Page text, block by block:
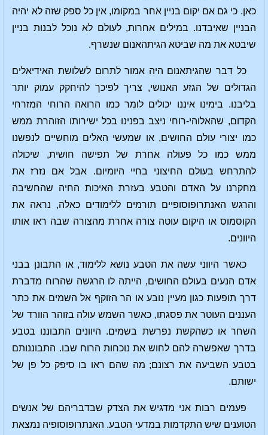
כאן. כי גם אם יקום בניין אחר במקומו, אין כל ספק שזה לא יהיה
הבניין שאיבדנו. במילים אחרות, לעולם לא נוכל לבנות בניין
שיבטא את מה שביטא הגיתהאנום שנשרף.
כל דבר שהגיתאנום היה אמור לתרום לשלושת האידיאלים
הגדולים של הגזע האנושי, צריך לפיכך להיחקק עמוק יותר
בליבנו. בימינו איננו יכולים לומר כמו הרואה הרוחי המזרחי
הקדום, שהאלוהי-רוחי ניצב בפנינו בכל ישירותו הזוהרת ממש
כמו יצורי עולם החושים, או שמעשי האלים מוחשיים לנפשנו
ממש כמו כל פעולה אחרת של תפישה חושית, שיכולה
להתרחש בעולם החיצוני בחיי היומיום. אבל אם נזרז את
מחקרנו על האדם והטבע בעזרת האיכות החיה שהחשיבה
והרגש האנתרופוסופיים תורמים ללימודים כאלה, נראה את
הקוסמוס או היקום עוטה צורה אחרת מהצורה שבה ראו אותו
היוונים.
כאשר היווני עשה את הטבע נושא ללימוד, או התבונן בבני
אדם הנעים בעולם החושים, הייתה לו הרגשה שהרוח מדברת
דרך תופעות כגון מעיין נובע או הר הזוקף אל השמים את כתר
העננים העוטר את פסגתו, כאשר השמש עולה בזוהר הוורד של
השחר או כשהקשת נפרשת בשמים. היוונים התבוננו בטבע
בדרך שאפשרה להם לחוש את נוכחות הרוח שבו. התבוננותם
בטבע השביעה את רצונם; מה שהם ראו בו סיפק כל פן של
ישותם.
פעמים רבות אני מדגיש את הצדק שבדבריהם של אנשים
הטוענים שיש התקדמות במדעי הטבע. האנתרופוסופיה נמצאת